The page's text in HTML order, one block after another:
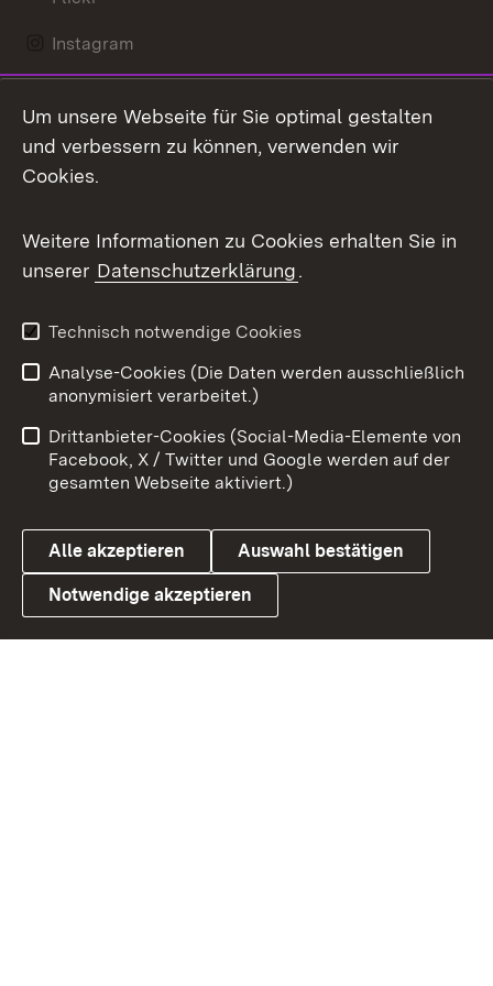
Instagram
Mastodon
Messenger
Social Wall
X / Twitter
Youtube
Link zum Landesportal
Benutzungshinweise
Barrierefreiheit
Datenschutz
Cookies
Um unsere Webseite für Sie optimal gestalten
und verbessern zu können, verwenden wir
Cookies.
Weitere Informationen zu Cookies erhalten Sie in
unserer Datenschutzerklärung.
Technisch notwendige Cookies
Analyse-Cookies (Die Daten werden ausschließlich
anonymisiert verarbeitet.)
Drittanbieter-Cookies (Social-Media-Elemente von
Facebook, X / Twitter und Google werden auf der
gesamten Webseite aktiviert.)
Alle akzeptieren Auswahl bestätigen
Notwendige akzeptieren